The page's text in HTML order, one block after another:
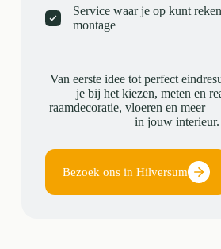
Service waar je op kunt
montage
Van eerste idee tot perfect
je bij het kiezen, meten en
raamdecoratie, vloeren en meer
in jouw interieur.
Bezoek ons in Hilversum